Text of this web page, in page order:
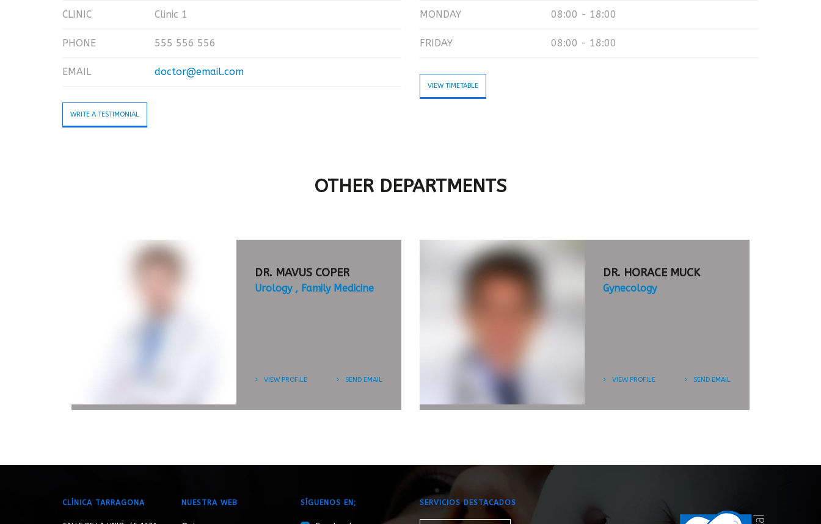
CLINIC Clinic 1
PHONE 555 556 556
EMAIL doctor@email.com
WRITE A TESTIMONIAL
MONDAY 08:00 - 18:00
FRIDAY 08:00 - 18:00
VIEW TIMETABLE
OTHER DEPARTMENTS
DR. MAVUS COPER
Urology Family Medicine
VIEW PROFILE SEND EMAIL
DR. HORACE MUCK
Gynecology
VIEW PROFILE SEND EMAIL
CLÍNICA TARRAGONA NUESTRA WEB SÍGUENOS EN; SERVICIOS DESTACADOS